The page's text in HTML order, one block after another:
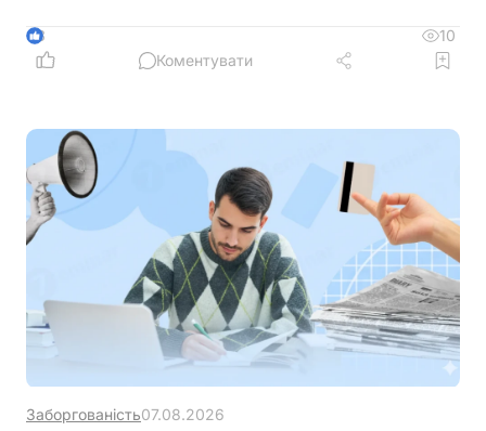
3
10
Коментувати
Заборгованість07.08.2026